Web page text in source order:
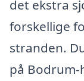
det ekstra
forskellige
stranden.
på Bodrum-